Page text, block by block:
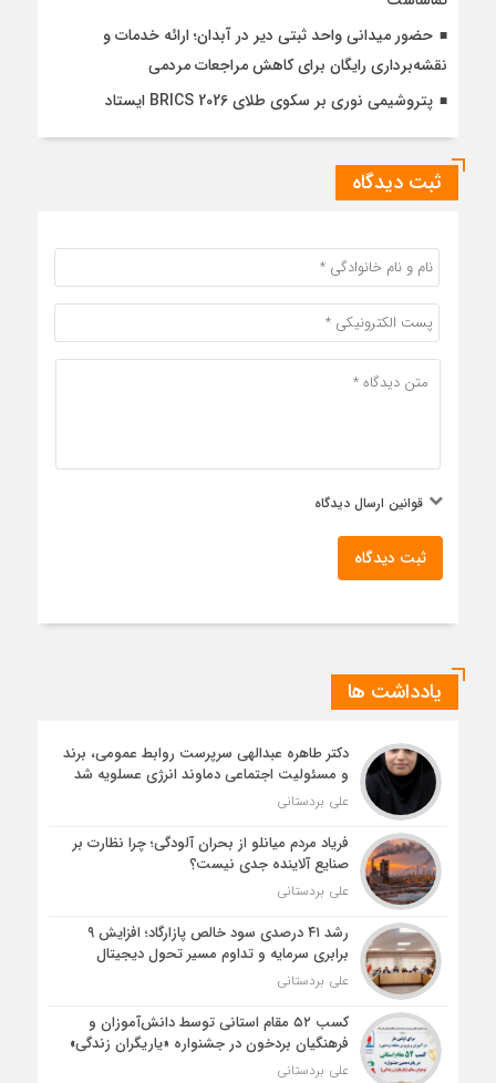
حضور میدانی واحد ثبتی دیر در آبدان؛ ارائه خدمات و
نقشه‌برداری رایگان برای کاهش مراجعات مردمی
پتروشیمی نوری بر سکوی طلای BRICS 2026 ایستاد
ثبت دیدگاه
قوانین ارسال دیدگاه
ثبت دیدگاه
یادداشت ها
دکتر طاهره عبدالهی سرپرست روابط عمومی، برند
و مسئولیت اجتماعی دماوند انرژی عسلویه شد
علی بردستانی
فریاد مردم میانلو از بحران آلودگی؛ چرا نظارت بر
صنایع آلاینده جدی نیست؟
علی بردستانی
رشد ۴۱ درصدی سود خالص پازارگاد؛ افزایش ۹
برابری سرمایه و تداوم مسیر تحول دیجیتال
علی بردستانی
کسب ۵۲ مقام استانی توسط دانش‌آموزان و
فرهنگیان بردخون در جشنواره «یاریگران زندگی»
علی بردستانی